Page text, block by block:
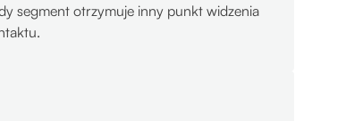
segment otrzymuje inny punkt widzenia